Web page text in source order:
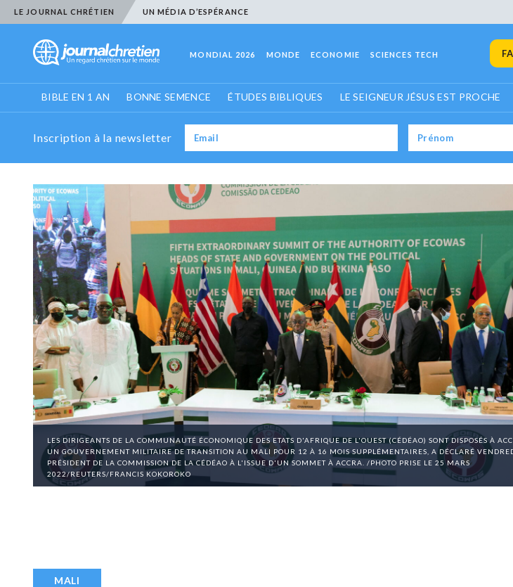
LE JOURNAL CHRÉTIEN UN MÉDIA D’ESPÉRANCE
MONDIAL 2026 MONDE ECONOMIE SCIENCES TECH
BIBLE EN 1 AN BONNE SEMENCE ÉTUDES BIBLIQUES LE SEIGNEUR JÉSUS EST PROCHE
Inscription à la newsletter
LES DIRIGEANTS DE LA COMMUNAUTÉ ÉCONOMIQUE DES ETATS D'AFRIQUE DE L'OUEST (CÉDÉAO) SONT DISPOSÉS À
UN GOUVERNEMENT MILITAIRE DE TRANSITION AU MALI POUR 12 À 16 MOIS SUPPLÉMENTAIRES, A DÉCLARÉ
PRÉSIDENT DE LA COMMISSION DE LA CÉDÉAO À L'ISSUE D'UN SOMMET À ACCRA. /PHOTO PRISE LE 25 MARS
2022/REUTERS/FRANCIS KOKOROKO
MALI